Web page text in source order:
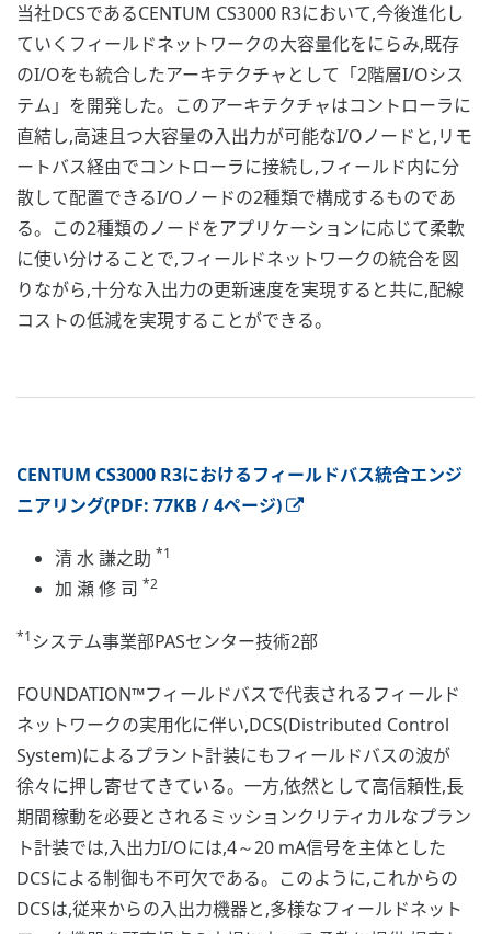
当社DCSであるCENTUM CS3000 R3において,今後進化し
ていくフィールドネットワークの大容量化をにらみ,既存
のI/Oをも統合したアーキテクチャとして「2階層I/Oシス
テム」を開発した。このアーキテクチャはコントローラに
直結し,高速且つ大容量の入出力が可能なI/Oノードと,リモ
ートバス経由でコントローラに接続し,フィールド内に分
散して配置できるI/Oノードの2種類で構成するものであ
る。この2種類のノードをアプリケーションに応じて柔軟
に使い分けることで,フィールドネットワークの統合を図
りながら,十分な入出力の更新速度を実現すると共に,配線
コストの低減を実現することができる。
CENTUM CS3000 R3におけるフィールドバス統合エンジ
ニアリング(PDF: 77KB / 4ページ)
清 水 謙之助 *1
加 瀬 修 司 *2
*1 システム事業部PASセンター技術2部
FOUNDATION™フィールドバスで代表されるフィールド
ネットワークの実用化に伴い,DCS(Distributed Control
System)によるプラント計装にもフィールドバスの波が
徐々に押し寄せてきている。一方,依然として高信頼性,長
期間稼動を必要とされるミッションクリティカルなプラン
ト計装では,入出力I/Oには,4～20 mA信号を主体とした
DCSによる制御も不可欠である。このように,これからの
DCSは,従来からの入出力機器と,多様なフィールドネット